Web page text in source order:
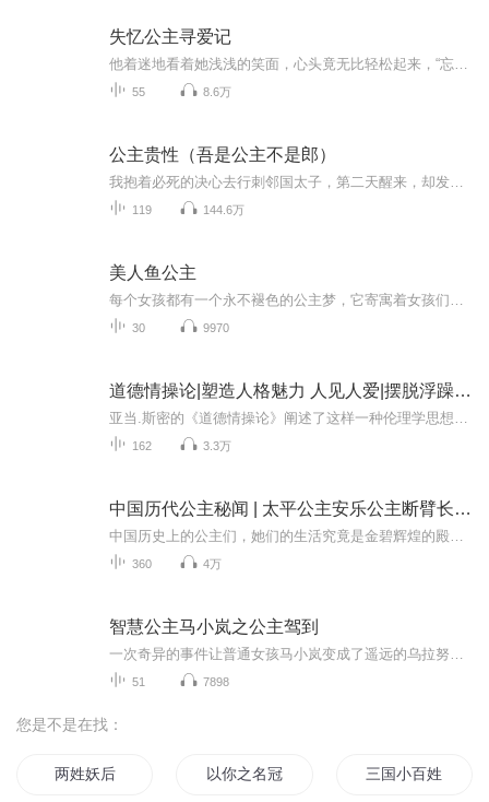
失忆公主寻爱记
55 8.6万
公主贵性（吾是公主不是郎）
119 144.6万
美人鱼公主
30 9970
道德情操论|塑造人格魅力 人见人爱|摆脱浮躁 焦躁情绪
162 3.3万
中国历代公主秘闻 | 太平公主安乐公主断臂长平公主间谍公主川岛芳子
360 4万
智慧公主马小岚之公主驾到
51 7898
您是不是在找：
两姓妖后 以你之名冠我之姓 三国小百姓